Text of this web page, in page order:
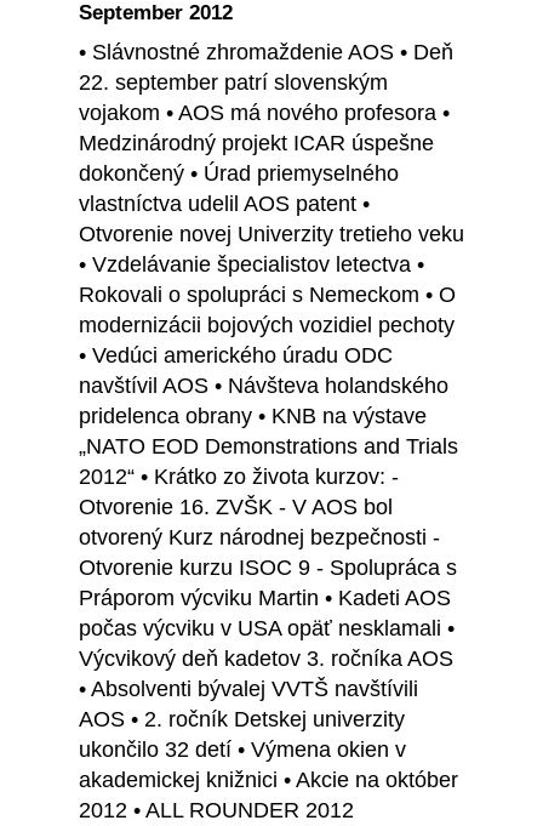
September 2012
• Slávnostné zhromaždenie AOS • Deň
22. september patrí slovenským
vojakom • AOS má nového profesora •
Medzinárodný projekt ICAR úspešne
dokončený • Úrad priemyselného
vlastníctva udelil AOS patent •
Otvorenie novej Univerzity tretieho veku
• Vzdelávanie špecialistov letectva •
Rokovali o spolupráci s Nemeckom • O
modernizácii bojových vozidiel pechoty
• Vedúci amerického úradu ODC
navštívil AOS • Návšteva holandského
pridelenca obrany • KNB na výstave
„NATO EOD Demonstrations and Trials
2012“ • Krátko zo života kurzov: -
Otvorenie 16. ZVŠK - V AOS bol
otvorený Kurz národnej bezpečnosti -
Otvorenie kurzu ISOC 9 - Spolupráca s
Práporom výcviku Martin • Kadeti AOS
počas výcviku v USA opäť nesklamali •
Výcvikový deň kadetov 3. ročníka AOS
• Absolventi bývalej VVTŠ navštívili
AOS • 2. ročník Detskej univerzity
ukončilo 32 detí • Výmena okien v
akademickej knižnici • Akcie na október
2012 • ALL ROUNDER 2012